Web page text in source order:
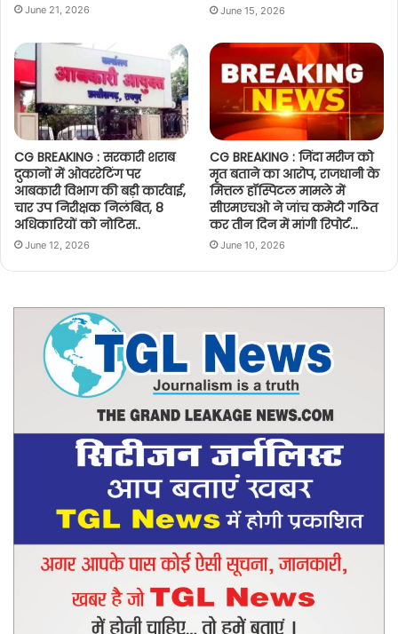
June 21, 2026 June 15, 2026
CG BREAKING : सरकारी शराब
दुकानों में ओवररेटिंग पर
आबकारी विभाग की बड़ी कार्रवाई,
चार उप निरीक्षक निलंबित, 8
अधिकारियों को नोटिस..
June 12, 2026
CG BREAKING : जिंदा मरीज को
मृत बताने का आरोप, राजधानी के
मित्तल हॉस्पिटल मामले में
सीएमएचओ ने जांच कमेटी गठित
कर तीन दिन में मांगी रिपोर्ट…
June 10, 2026